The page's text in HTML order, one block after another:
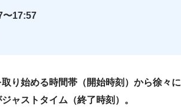
〜17:57
り始める時間帯（開始時刻）から徐々に
ャストタイム（終了時刻）。